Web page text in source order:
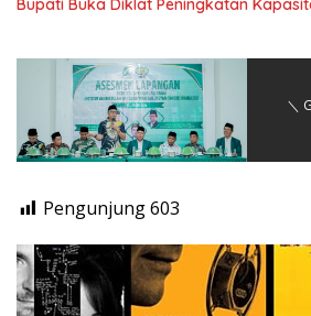
Bupati Buka Diklat Peningkatan
＼
Pengunjung603